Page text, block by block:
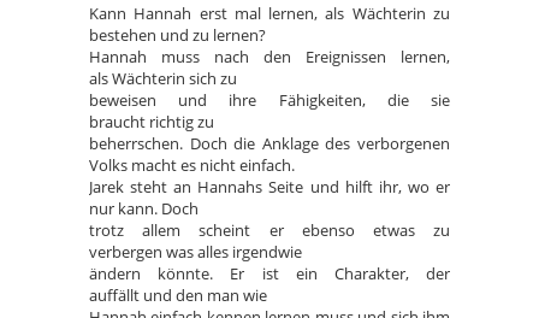
Kann Hannah erst mal lernen, als Wächterin zu
bestehen und zu lernen?
Hannah muss nach den Ereignissen lernen,
als Wächterin sich zu
beweisen und ihre Fähigkeiten, die sie
braucht richtig zu
beherrschen. Doch die Anklage des verborgenen
Volks macht es nicht einfach.
Jarek steht an Hannahs Seite und hilft ihr, wo er
nur kann. Doch
trotz allem scheint er ebenso etwas zu
verbergen was alles irgendwie
ändern könnte. Er ist ein Charakter, der
auffällt und den man wie